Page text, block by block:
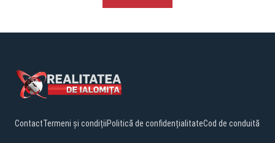
ContactTermeni și condițiiPolitică de confidențialitateCod de conduită